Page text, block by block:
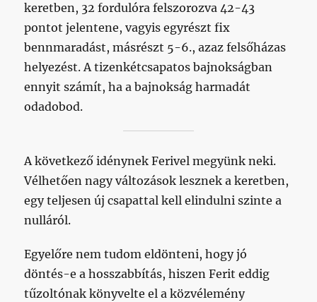
keretben, 32 fordulóra felszorozva 42-43
pontot jelentene, vagyis egyrészt fix
bennmaradást, másrészt 5-6., azaz felsőházas
helyezést. A tizenkétcsapatos bajnokságban
ennyit számít, ha a bajnokság harmadát
odadobod.
A következő idénynek Ferivel megyünk neki.
Vélhetően nagy változások lesznek a keretben,
egy teljesen új csapattal kell elindulni szinte a
nulláról.
Egyelőre nem tudom eldönteni, hogy jó
döntés-e a hosszabbítás, hiszen Ferit eddig
tűzoltónak könyvelte el a közvélemény